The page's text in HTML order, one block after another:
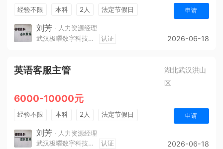
经验不限 本科 2人 法定节假日 申请
刘芳 · 人力资源经理
武汉极曜数字科技有限公司
认证 2026-06-18
英语客服主管
湖北武汉洪山
区
6000-10000元
经验不限 本科 2人 法定节假日 申请
刘芳 · 人力资源经理
武汉极曜数字科技有限公司
认证 2026-06-18